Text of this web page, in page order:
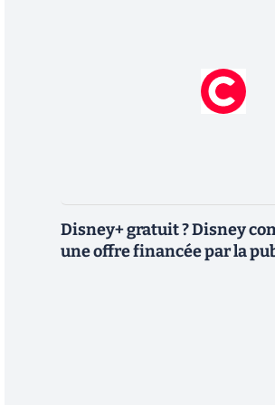
Disney+ gratuit ? Disney
une offre financée par la